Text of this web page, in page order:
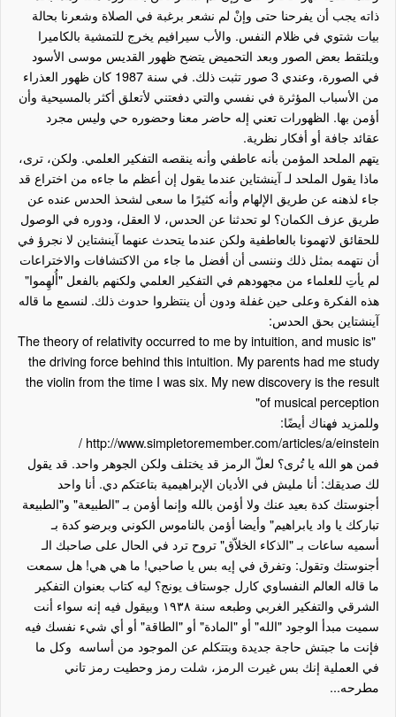
ذاته يجب أن يفرحنا حتى وإنْ لم نشعر برغبة في الصلاة وشعرنا بحالة
بيات شتوي في ظلام النفس. والأب سيرافيم يخرج للتمشية بالكاميرا
ويلتقط بعض الصور وبعد التحميض يتضح ظهور القديس موسى الأسود
في الصورة، وعندي 3 صور تثبت ذلك. في سنة 1987 كان ظهور العذراء
من الأسباب المؤثرة في نفسي والتي دفعتني لأتعلق أكثر بالمسيحية وأن
أؤمن بها. الظهورات تعني إله حاضر معنا وحضوره حي وليس مجرد
عقائد جافة أو أفكار نظرية.
يتهم الملحد المؤمن بأنه عاطفي وأنه ينقصه التفكير العلمي. ولكن، ترى،
ماذا يقول الملحد لـ آينشتاين عندما يقول إن أعظم ما جاءه من اختراع قد
جاء لذهنه عن طريق الإلهام وأنه كثيرًا ما سعى لشحذ الحدس عنده عن
طريق عزف الكمان؟ لو تحدثنا عن الحدس، لا العقل، ودوره في الوصول
للحقائق لاتهمونا بالعاطفية ولكن عندما يتحدث عنهما آينشتاين لا نجرؤ في
أن نتهمه بمثل ذلك وننسى أن أفضل ما جاء من الاكتشافات والاختراعات
لم يأتِ للعلماء من مجهودهم في التفكير العلمي ولكنهم بالفعل "أُلهِموا"
هذه الفكرة وعلى حين غفلة ودون أن ينتظروا حدوث ذلك. لنسمع ما قاله
آينشتاين بحق الحدس:
"
The theory of relativity occurred to me by intuition, and music is
the driving force behind this intuition. My parents had me study
the violin from the time I was six. My new discovery is the result
of musical perception
"
وللمزيد فهناك أيضًا:
http://www.simpletoremember.com/articles/a/einstein
/
فمن هو الله يا تُرى؟ لعلّ الرمز قد يختلف ولكن الجوهر واحد. قد يقول
لك صديقك: أنا مليش في الأديان الإبراهيمية بتاعتكم دي. أنا واحد
أجنوستك كدة بعيد عنك ولا أؤمن بالله وإنما أؤمن بـ "الطبيعة" و"الطبيعة
تباركك يا واد يابراهيم" وأيضا أؤمن بالناموس الكوني وبرضو كدة بـ
أسميه ساعات بـ "الذكاء الخلاّق" تروح ترد في الحال على صاحبك الـ
أجنوستك وتقول: وتفرق في إيه بس يا صاحبي! ما هي هي! هل سمعت
ما قاله العالم النفساوي كارل جوستاف يونج؟ ليه كتاب بعنوان التفكير
الشرقي والتفكير الغربي وطبعه سنة ١٩٣٨ وبيقول فيه إنه سواء أنت
سميت مبدأ الوجود "الله" أو "المادة" أو "الطاقة" أو أي شيء نفسك فيه
فإنت ما جبتش حاجة جديدة وبتتكلم عن الموجود من أساسه وكل ما
في العملية إنك بس غيرت الرمز، شلت رمز وحطيت رمز تاني
مطرحه...